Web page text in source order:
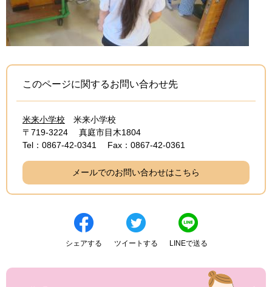
このページに関するお問い合わせ先
米来小学校
米来小学校
〒719-3224
真庭市目木1804
Tel：0867-42-0341
Fax：0867-42-0361
メールでのお問い合わせはこちら
シェアする ツイートする LINEで送る